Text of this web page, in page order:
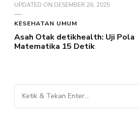
UPDATED ON DESEMBER 26, 2025
KESEHATAN UMUM
Asah Otak detikhealth: Uji Pola
Matematika 15 Detik
Mencari
Sesuatu?